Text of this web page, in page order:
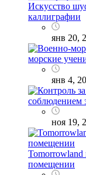
Искусство
каллиграфии
янв 20,
морские
янв 4,
соблюдением
ноя 19,
Tomorrowland
помещении